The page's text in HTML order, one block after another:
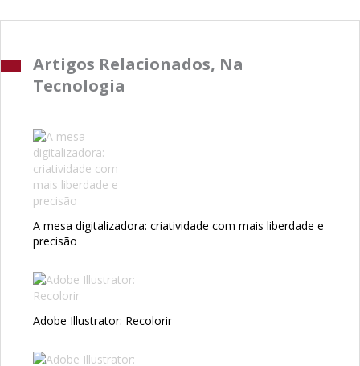
Artigos Relacionados, Na
Tecnologia
A mesa digitalizadora: criatividade com mais liberdade e
precisão
Adobe Illustrator: Recolorir